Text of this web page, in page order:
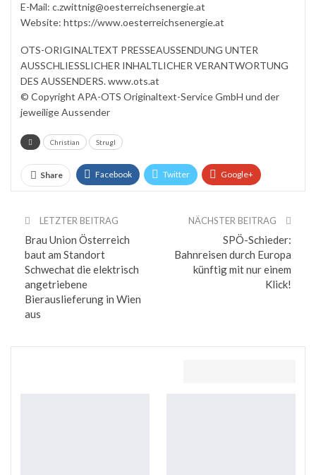
E-Mail: c.zwittnig@oesterreichsenergie.at
Website: https://www.oesterreichsenergie.at
OTS-ORIGINALTEXT PRESSEAUSSENDUNG UNTER
AUSSCHLIESSLICHER INHALTLICHER VERANTWORTUNG
DES AUSSENDERS. www.ots.at
© Copyright APA-OTS Originaltext-Service GmbH und der
jeweilige Aussender
Christian Strugl
Share Facebook Twitter Google+
LETZTER BEITRAG
Brau Union Österreich
baut am Standort
Schwechat die elektrisch
angetriebene
Bierauslieferung in Wien
aus
NÄCHSTER BEITRAG
SPÖ-Schieder:
Bahnreisen durch Europa
künftig mit nur einem
Klick!